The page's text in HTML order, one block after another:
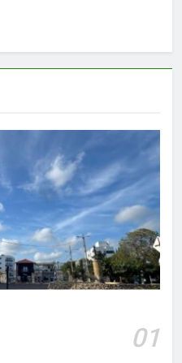
01